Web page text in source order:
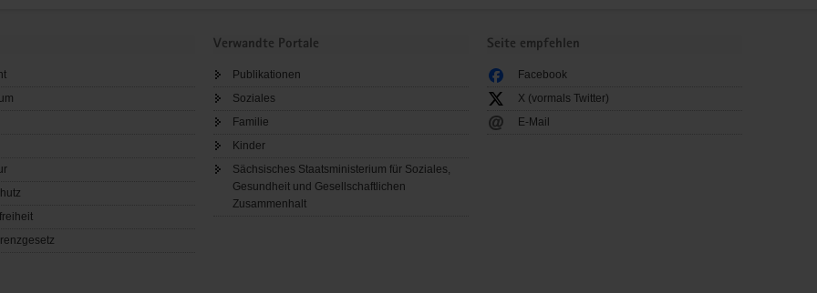
Verwandte Portale
Publikationen
Soziales
Familie
Kinder
Sächsisches Staatsministerium für Soziales,
Gesundheit und Gesellschaftlichen
Zusammenhalt
Seite empfehlen
Facebook
X (vormals Twitter)
E-Mail